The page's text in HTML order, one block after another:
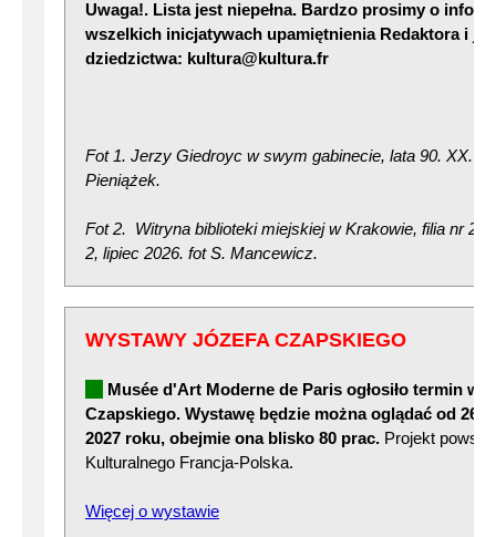
Uwaga!. Lista jest niepełna. Bardzo prosimy o
wszelkich inicjatywach upamiętnienia Redaktora i
dziedzictwa: kultura@kultura.fr
Fot 1. Jerzy Giedroyc w swym gabinecie, lata 90. XX.
Pieniążek.
Fot 2. Witryna biblioteki miejskiej w Krakowie, filia nr 22
2, lipiec 2026. fot S. Mancewicz.
WYSTAWY JÓZEFA CZAPSKIEGO
Musée d'Art Moderne de Paris ogłosiło termin
Czapskiego. Wystawę będzie można oglądać od 26
2027 roku, obejmie ona blisko 80 prac. Projekt
Kulturalnego Francja-Polska.
Więcej o wystawie